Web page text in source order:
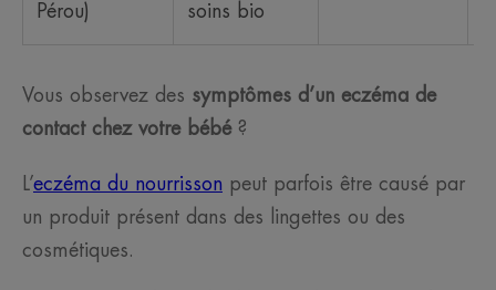
Pérou)
soins bio
Vous observez des symptômes d’un eczéma de
contact chez votre bébé ?
L’eczéma du nourrisson peut parfois être causé par
un produit présent dans des lingettes ou des
cosmétiques.